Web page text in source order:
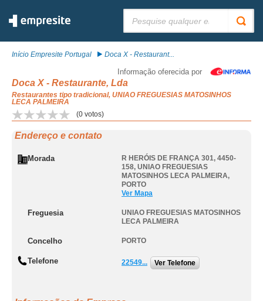
Início Empresite Portugal Doca X - Restaurant...
Informação oferecida por
Doca X - Restaurante, Lda
Restaurantes tipo tradicional, UNIAO FREGUESIAS MATOSINHOS
LECA PALMEIRA
(0 votos)
Endereço e contato
Morada
R HERÓIS DE FRANÇA 301, 4450-
158, UNIAO FREGUESIAS
MATOSINHOS LECA PALMEIRA,
PORTO
Ver Mapa
Freguesia
UNIAO FREGUESIAS MATOSINHOS
LECA PALMEIRA
Concelho PORTO
Telefone 22549... Ver Telefone